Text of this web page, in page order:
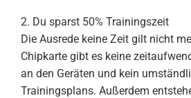
2. Du sparst 50% Trainingszeit
Die Ausrede keine Zeit gilt nicht
Chipkarte gibt es keine
an den Geräten und kein
Trainingsplans. Außerdem